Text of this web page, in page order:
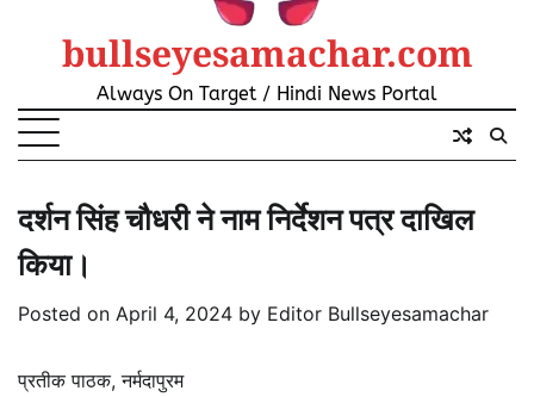
bullseyesamachar.com
Always On Target / Hindi News Portal
दर्शन सिंह चौधरी ने नाम निर्देशन पत्र दाखिल
किया।
Posted on April 4, 2024 by Editor Bullseyesamachar
प्रतीक पाठक, नर्मदापुरम